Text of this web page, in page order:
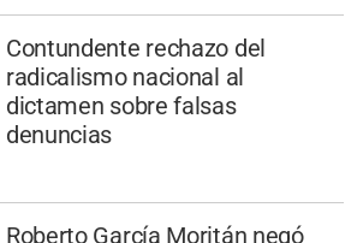
Contundente rechazo del
radicalismo nacional al
dictamen sobre falsas
denuncias
Roberto García Moritán negó